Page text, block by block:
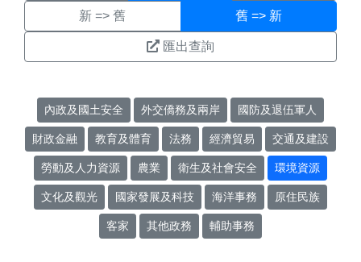
新 => 舊 舊 => 新
匯出查詢
內政及國土安全 外交僑務及兩岸 國防及退伍軍人
財政金融 教育及體育 法務 經濟貿易 交通及建設
勞動及人力資源 農業 衛生及社會安全 環境資源
文化及觀光 國家發展及科技 海洋事務 原住民族
客家 其他政務 輔助事務